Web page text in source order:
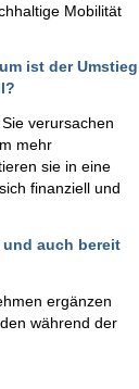
Mobilität
ist der Umstieg
verursachen
mehr
sie in eine
finanziell und
auch bereit
ergänzen
während der